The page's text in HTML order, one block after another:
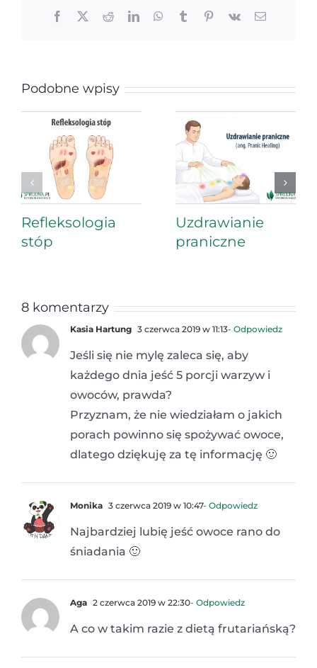
Facebook
X RedditLinkedInWhatsApp
TumblrPinterest
Vk Email
Podobne wpisy
Refleksologia
stóp
Uzdrawianie
praniczne
8 komentarzy
Kasia Hartung 3 czerwca 2019 w 11:13- Odpowiedz
Jeśli się nie mylę zaleca się, aby
każdego dnia jeść 5 porcji warzyw i
owoców, prawda?
Przyznam, że nie wiedziałam o jakich
porach powinno się spożywać owoce,
dlatego dziękuję za tę informację 🙂
Monika 3 czerwca 2019 w 10:47- Odpowiedz
Najbardziej lubię jeść owoce rano do
śniadania 🙂
Aga 2 czerwca 2019 w 22:30- Odpowiedz
A co w takim razie z dietą frutariańską?